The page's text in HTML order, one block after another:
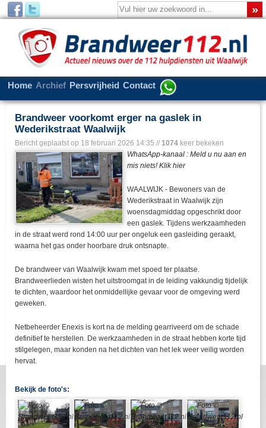
Home Archief Persvrijheid Contact
Brandweer voorkomt erger na gaslek in
Wederikstraat Waalwijk
Bericht geplaatst op 18 februari 2026 14:35 // 1074 keer bekeken
WhatsApp-kanaal : Meld u nu aan en
mis niets! Klik hier
WAALWIJK - Bewoners van de
Wederikstraat in Waalwijk zijn
woensdagmiddag opgeschrikt door
een gaslek. Tijdens werkzaamheden
in de straat werd rond 14:00 uur per ongeluk een gasleiding geraakt,
waarna het gas onder hoorbare druk ontsnapte.
De brandweer van Waalwijk kwam met spoed ter plaatse.
Brandweerlieden wisten het uitstroomgat in de leiding vakkundig tijdelijk
te dichten, waardoor het onmiddellijke gevaar voor de omgeving werd
geweken.
Netbeheerder Enexis is kort na de melding gearriveerd om de schade
definitief te herstellen. De werkzaamheden in de straat hebben korte tijd
stilgelegen, maar konden na het dichten van het lek weer veilig worden
hervat.
Bekijk de foto's: